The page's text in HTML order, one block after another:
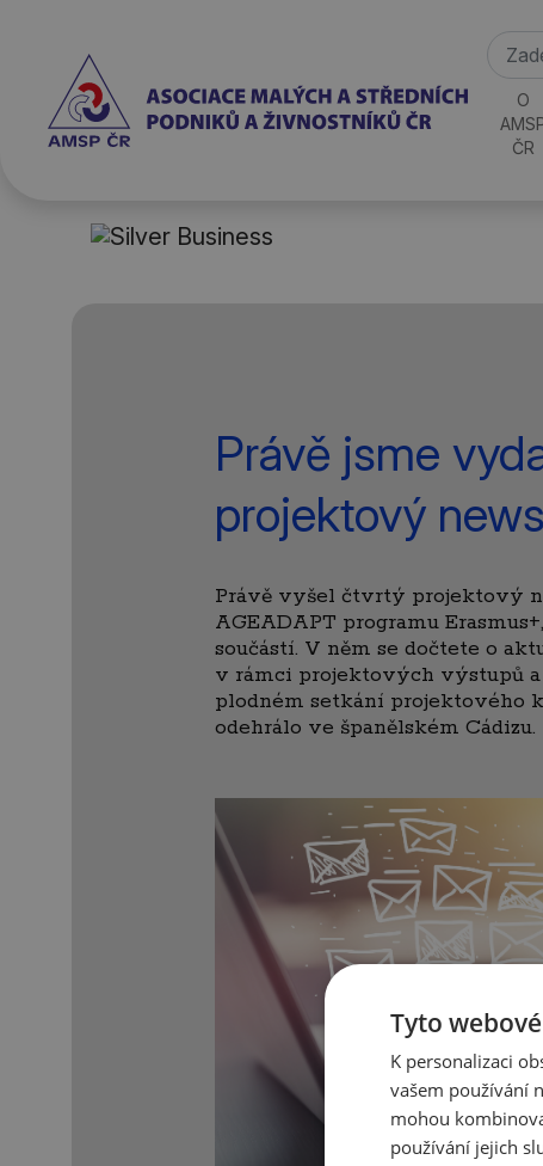
O
ČR
Právě jsme
projektový
Právě vyšel čtvrtý projektový
AGEADAPT programu
součástí. V něm se dočtete o
v rámci projektových výstupů a
plodném setkání projektového
odehrálo ve španělském Cádizu.
Tyto
K personalizaci
vašem používání
mohou
používání jejich